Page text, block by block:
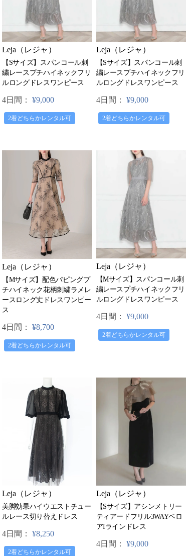
Leja（レジャ）
【Sサイズ】スパンコール刺
繍レースプチハイネックフリ
ルロングドレスワンピース
4日間： ¥9,000
2着どちらかレンタル可
Leja（レジャ）
【Sサイズ】スパンコール刺
繍レースプチハイネックフリ
ルロングドレスワンピース
4日間： ¥9,000
2着どちらかレンタル可
Leja（レジャ）
【Mサイズ】配色パピングプ
チハイネック花柄刺繍ラメレ
ースロング丈ドレスワンピー
ス
4日間： ¥8,700
2着どちらかレンタル可
Leja（レジャ）
【Mサイズ】スパンコール刺
繍レースプチハイネックフリ
ルロングドレスワンピース
4日間： ¥9,000
2着どちらかレンタル可
Leja（レジャ）
美脚効果ハイウエストチュー
ルレース切り替えドレス
4日間： ¥8,250
2着どちらかレンタル可
Leja（レジャ）
【Sサイズ】アシンメトリー
ティアードフリル3WAYベロ
アIラインドレス
4日間： ¥9,000